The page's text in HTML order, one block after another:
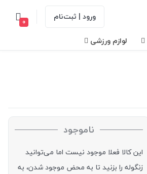
ورود | ثبت‌نام 0
لوازم ورزشی
ناموجود
این کالا فعلا موجود نیست اما می‌توانید
زنگوله را بزنید تا به محض موجود شدن، به